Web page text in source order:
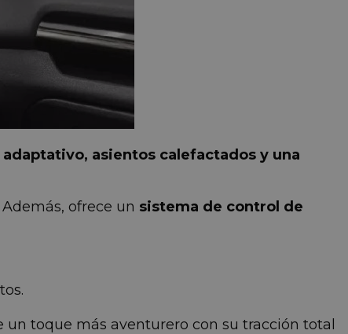
asientos calefactados y una
ofrece un sistema de control de
toque más aventurero con su tracción total